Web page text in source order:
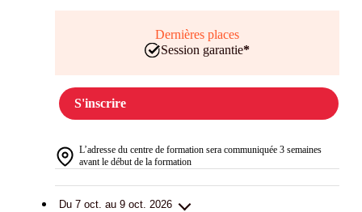
Dernières places
Session garantie*
S'inscrire
L’adresse du centre de formation sera communiquée 3 semaines
avant le début de la formation
Du 7 oct. au 9 oct. 2026